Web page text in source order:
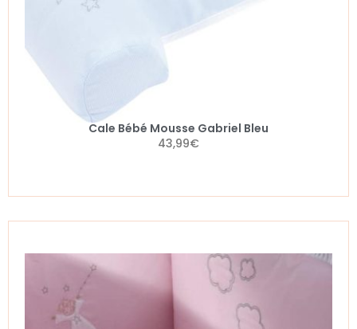
Cale Bébé Mousse Gabriel Bleu
43,99€